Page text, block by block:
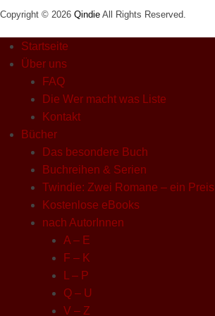
Copyright © 2026 Qindie All Rights Reserved.
Startseite
Über uns
FAQ
Die Wer macht was Liste
Kontakt
Bücher
Das besondere Buch
Buchreihen & Serien
Twindie: Zwei Romane – ein Preis
Kostenlose eBooks
nach AutorInnen
A – E
F – K
L – P
Q – U
V – Z